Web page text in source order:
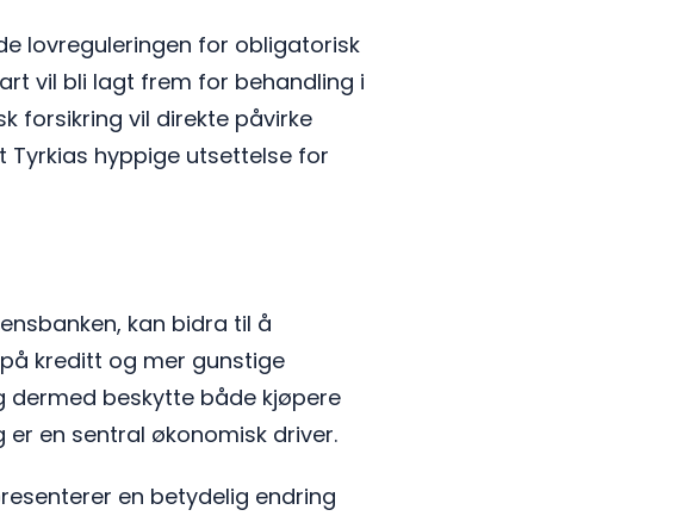
lovreguleringen for obligatorisk
vil bli lagt frem for behandling i
forsikring vil direkte påvirke
Tyrkias hyppige utsettelse for
kan bidra til å
kreditt og mer gunstige
dermed beskytte både kjøpere
en sentral økonomisk driver.
en betydelig endring